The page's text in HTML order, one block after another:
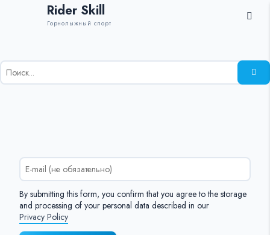
Rider Skill
Горнолыжный спорт
Результаты
поиска
By submitting this form, you confirm that you agree to the storage
and processing of your personal data described in our
Privacy Policy